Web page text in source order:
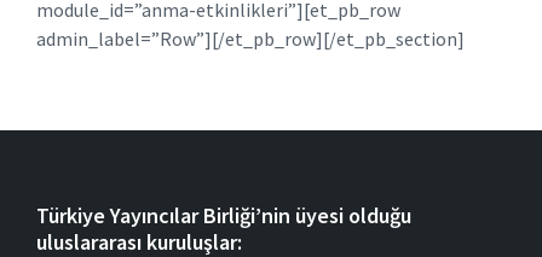
module_id=”anma-etkinlikleri”][et_pb_row
admin_label=”Row”][/et_pb_row][/et_pb_section]
Türkiye Yayıncılar Birliği’nin üyesi olduğu
uluslararası kuruluşlar: